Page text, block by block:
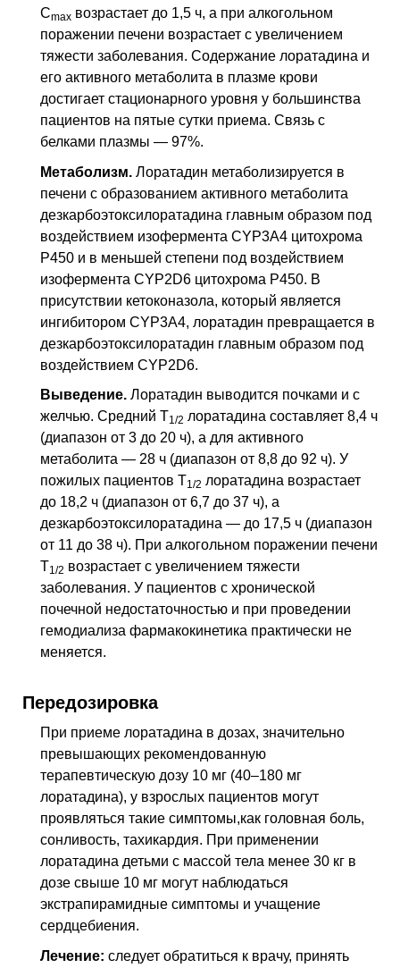
Cmax возрастает до 1,5 ч, а при алкогольном
поражении печени возрастает с увеличением
тяжести заболевания. Содержание лоратадина и
его активного метаболита в плазме крови
достигает стационарного уровня у большинства
пациентов на пятые сутки приема. Связь с
белками плазмы — 97%.
Метаболизм. Лоратадин метаболизируется в
печени с образованием активного метаболита
дезкарбоэтоксилоратадина главным образом под
воздействием изофермента CYP3A4 цитохрома
Р450 и в меньшей степени под воздействием
изофермента CYP2D6 цитохрома Р450. В
присутствии кетоконазола, который является
ингибитором CYP3A4, лоратадин превращается в
дезкарбоэтоксилоратадин главным образом под
воздействием CYP2D6.
Выведение. Лоратадин выводится почками и с
желчью. Средний Т1/2 лоратадина составляет 8,4 ч
(диапазон от 3 до 20 ч), а для активного
метаболита — 28 ч (диапазон от 8,8 до 92 ч). У
пожилых пациентов Т1/2 лоратадина возрастает
до 18,2 ч (диапазон от 6,7 до 37 ч), а
дезкарбоэтоксилоратадина — до 17,5 ч (диапазон
от 11 до 38 ч). При алкогольном поражении печени
Т1/2 возрастает с увеличением тяжести
заболевания. У пациентов с хронической
почечной недостаточностью и при проведении
гемодиализа фармакокинетика практически не
меняется.
Передозировка
При приеме лоратадина в дозах, значительно
превышающих рекомендованную
терапевтическую дозу 10 мг (40–180 мг
лоратадина), у взрослых пациентов могут
проявляться такие симптомы,как головная боль,
сонливость, тахикардия. При применении
лоратадина детьми с массой тела менее 30 кг в
дозе свыше 10 мг могут наблюдаться
экстрапирамидные симптомы и учащение
сердцебиения.
Лечение: следует обратиться к врачу, принять